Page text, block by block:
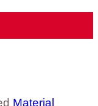
Material